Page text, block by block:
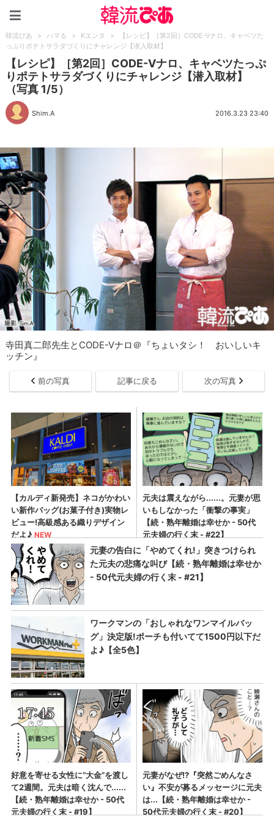
韓流ぴあ > ハマる > Kエンタ >
【レシピ】［第2回］CODE-Vナロ、キャベツた
っぷりポテトサラダづくりにチャレンジ【潜入取材】
【レシピ】［第2回］CODE-Vナロ、キャベツたっぷ
りポテトサラダづくりにチャレンジ【潜入取材】
（写真 1/5）
Shim.A 2016.3.23 23:40
寺田真二郎先生とCODE-Vナロ＠『ちょいタシ！ おいしいキ
ッチン』
前の写真 記事に戻る 次の写真